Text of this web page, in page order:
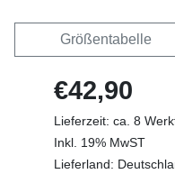
Größentabelle
€42,90
Lieferzeit: ca. 8
Inkl. 19% MwST
Lieferland: